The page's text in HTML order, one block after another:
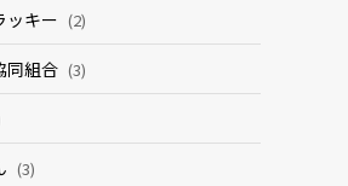
キー (2)
同組合 (3)
(3)